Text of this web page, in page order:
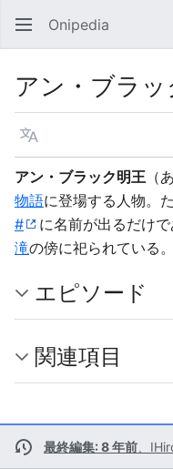
Onipedia
アン・ブラ
言語
アン・ブラック明王 （
物語に登場する人物。
#
に名前が出るだけ
滝の傍に祀られている。
エピソード
関連項目
最終編集: 8 年前